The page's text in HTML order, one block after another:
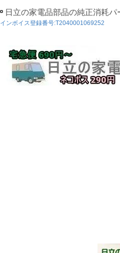
日立の家電品部品の純正消耗
インボイス登録番号:T2040001069252